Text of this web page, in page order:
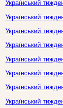
Український
Український
Український
Український
Український
Український
Український
Український